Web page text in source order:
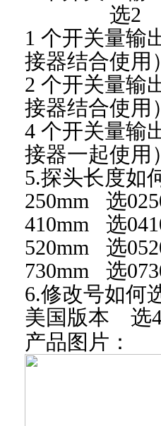
选2
1 个开关量输
接器结合使用
2 个开关量输
接器结合使用
4 个开关量输
接器一起使用
5.探头长度如
250mm 选
410mm 选
520mm 选
730mm 选
6.修改号如何
美国版本
选
产品图片：